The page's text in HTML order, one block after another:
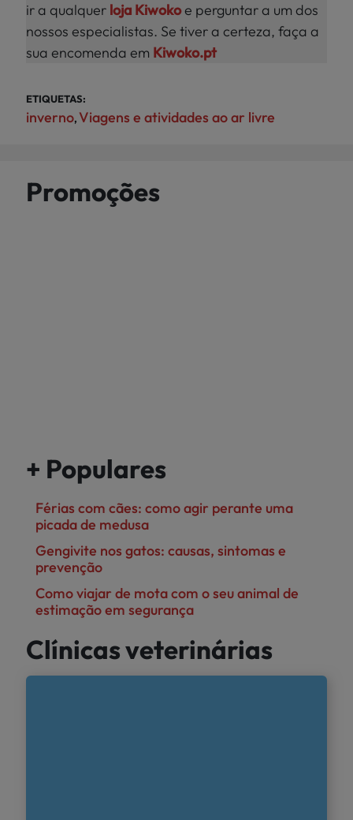
ir a qualquer loja Kiwokoe perguntar a um dos
nossos especialistas. Se tiver a certeza, faça a
sua encomenda em Kiwoko.pt
ETIQUETAS:
inverno,Viagens e atividades ao ar livre
Promoções
+ Populares
Férias com cães: como agir perante uma
picada de medusa
Gengivite nos gatos: causas, sintomas e
prevenção
Como viajar de mota com o seu animal de
estimação em segurança
Clínicas veterinárias